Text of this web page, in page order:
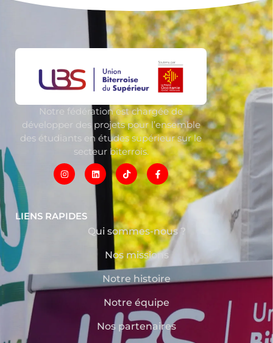
Notre fédération est chargée de
développer des projets pour l’ensemble
des étudiants en études supérieur sur le
secteur biterrois.
LIENS RAPIDES
Qui sommes-nous ?
Nos missions
Notre histoire
Notre équipe
Nos partenaires